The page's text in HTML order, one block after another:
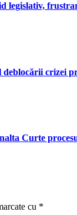
legislativ,
Curte
cu *